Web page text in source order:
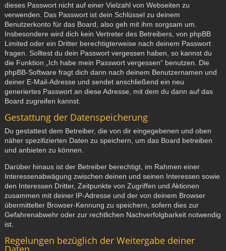
dieses Passwort nicht auf einer Vielzahl von Webseiten zu
verwenden. Das Passwort ist dein Schlüssel zu deinem
Benutzerkonto für das Board, also geh mit ihm sorgsam um.
Insbesondere wird dich kein Vertreter des Betreibers, von phpBB
Limited oder ein Dritter berechtigterweise nach deinem Passwort
fragen. Solltest du dein Passwort vergessen haben, so kannst du
die Funktion „Ich habe mein Passwort vergessen“ benutzen. Die
phpBB-Software fragt dich dann nach deinem Benutzernamen und
deiner E-Mail-Adresse und sendet anschließend ein neu
generiertes Passwort an diese Adresse, mit dem du dann auf das
Board zugreifen kannst.
Gestattung der Datenspeicherung
Du gestattest dem Betreiber, die von dir eingegebenen und oben
näher spezifizierten Daten zu speichern, um das Board betreiben
und anbieten zu können.
Darüber hinaus ist der Betreiber berechtigt, im Rahmen einer
Interessenabwägung zwischen deinen und seinen Interessen sowie
den Interessen Dritter, Zeitpunkte von Zugriffen und Aktionen
zusammen mit deiner IP-Adresse und der von deinem Browser
übermittelter Browser-Kennung zu speichern, sofern dies zur
Gefahrenabwehr oder zur rechtlichen Nachverfolgbarkeit notwendig
ist.
Regelungen bezüglich der Weitergabe deiner